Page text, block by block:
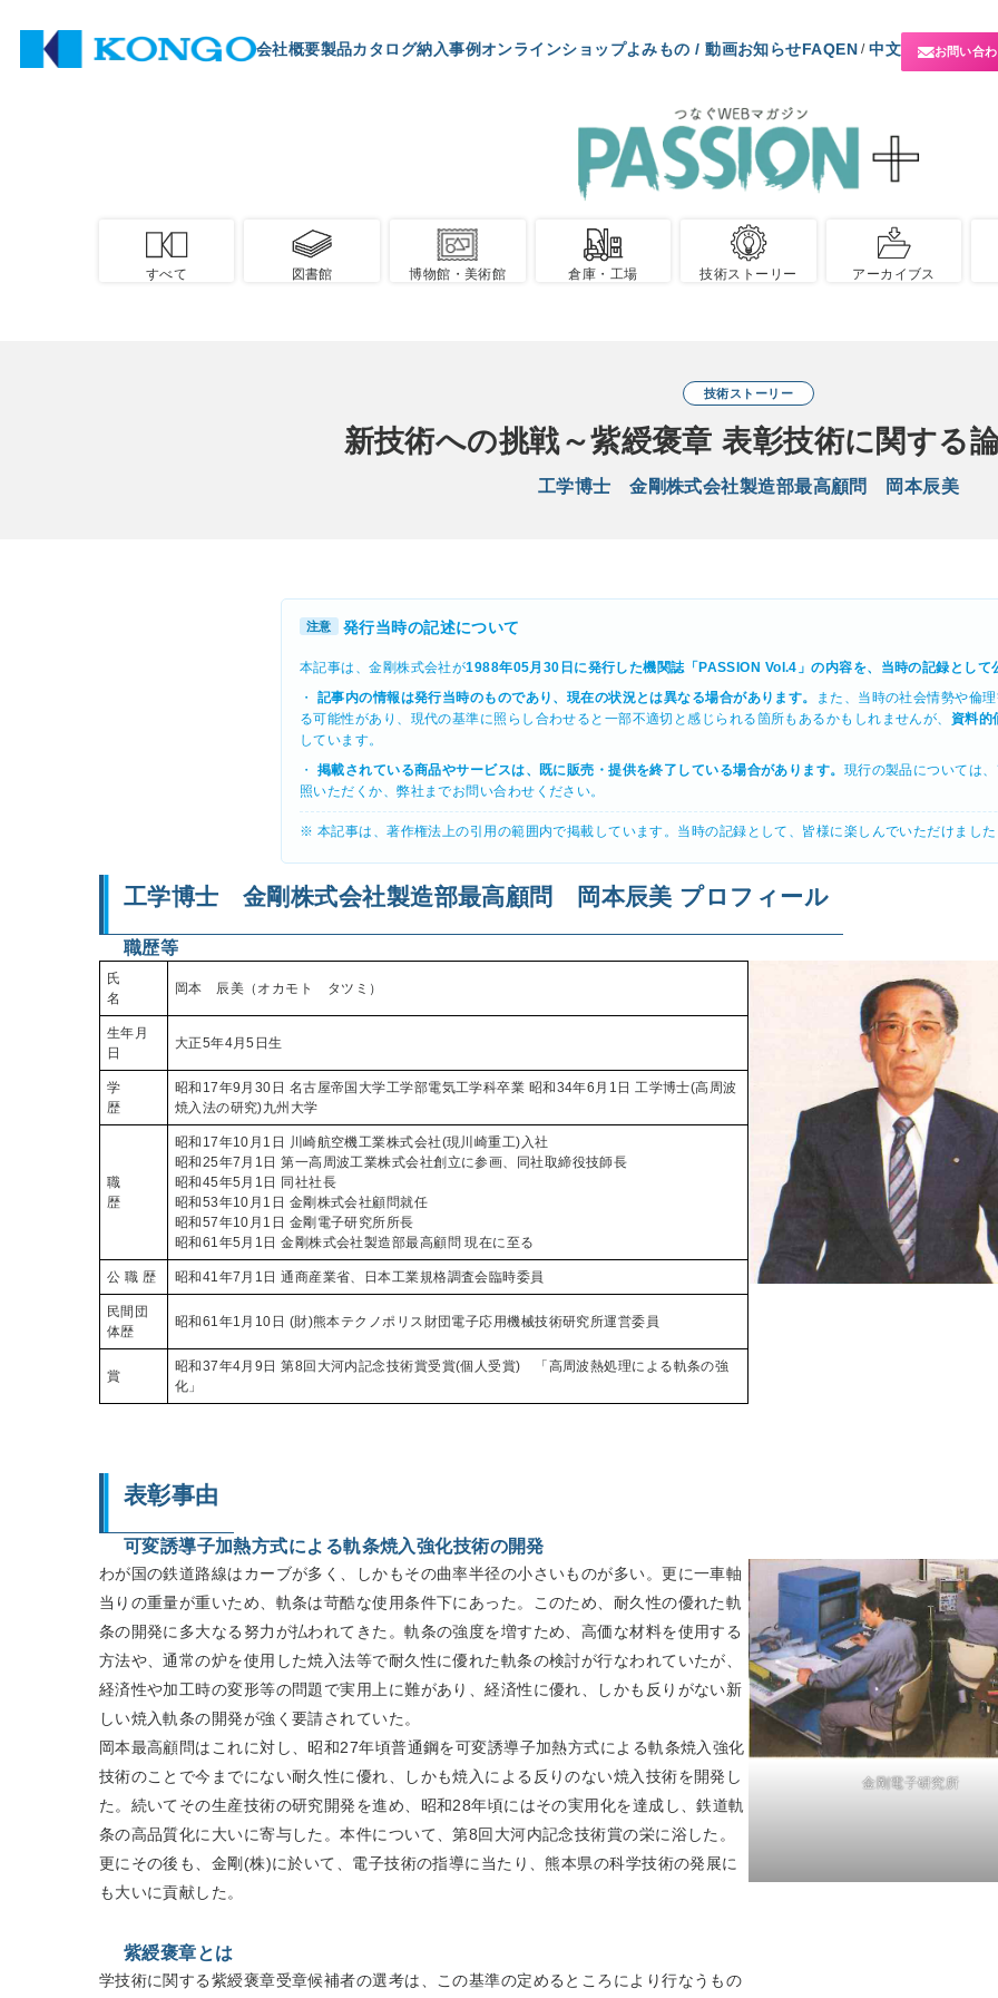
会社概要製品カタログ納入事例オンラインショップよみもの / 動画お知らせFAQEN /中文 お問い合
すべて 図書館 博物館・美術館 倉庫・工場 技術ストーリー アーカイブス
技術ストーリー
新技術への挑戦～紫綬褒章 表彰技術に関する
工学博士 金剛株式会社製造部最高顧問 岡本辰美
注意 発行当時の記述について
本記事は、金剛株式会社が1988年05月30日に発行した機関誌「PASSION Vol.4」の内容を、当時の記録として
・ 記事内の情報は発行当時のものであり、現在の状況とは異なる場合があります。
また、当時の社会情勢や倫
る可能性があり、現代の基準に照らし合わせると一部不適切と感じられる箇所もあるかもしれませんが、 資料的
しています。
・ 掲載されている商品やサービスは、既に販売・提供を終了している場合があります。 現行の製品については
照いただくか、弊社までお問い合わせください。
※ 本記事は、著作権法上の引用の範囲内で掲載しています。当時の記録として、皆様に楽しんでいただけまし
工学博士 金剛株式会社製造部最高顧問 岡本辰美 プロフィール
職歴等
氏
名
岡本 辰美（オカモト タツミ）
生年月
日
大正5年4月5日生
学
歴
昭和17年9月30日 名古屋帝国大学工学部電気工学科卒業 昭和34年6月1日 工学博士(高周波
焼入法の研究)九州大学
職
歴
昭和17年10月1日 川崎航空機工業株式会社(現川崎重工)入社
昭和25年7月1日 第一高周波工業株式会社創立に参画、同社取締役技師長
昭和45年5月1日 同社社長
昭和53年10月1日 金剛株式会社顧問就任
昭和57年10月1日 金剛電子研究所所長
昭和61年5月1日 金剛株式会社製造部最高顧問 現在に至る
公 職 歴 昭和41年7月1日 通商産業省、日本工業規格調査会臨時委員
民間団
体歴
昭和61年1月10日 (財)熊本テクノポリス財団電子応用機械技術研究所運営委員
賞
昭和37年4月9日 第8回大河内記念技術賞受賞(個人受賞) 「高周波熱処理による軌条の強
化」
表彰事由
可変誘導子加熱方式による軌条焼入強化技術の開発
わが国の鉄道路線はカーブが多く、しかもその曲率半径の小さいものが多い。更に一車軸
当りの重量が重いため、軌条は苛酷な使用条件下にあった。このため、耐久性の優れた軌
条の開発に多大なる努力が払われてきた。軌条の強度を増すため、高価な材料を使用する
方法や、通常の炉を使用した焼入法等で耐久性に優れた軌条の検討が行なわれていたが、
経済性や加工時の変形等の問題で実用上に難があり、経済性に優れ、しかも反りがない新
しい焼入軌条の開発が強く要請されていた。
岡本最高顧問はこれに対し、昭和27年頃普通鋼を可変誘導子加熱方式による軌条焼入強化
技術のことで今までにない耐久性に優れ、しかも焼入による反りのない焼入技術を開発し
た。続いてその生産技術の研究開発を進め、昭和28年頃にはその実用化を達成し、鉄道軌
条の高品質化に大いに寄与した。本件について、第8回大河内記念技術賞の栄に浴した。
更にその後も、金剛(株)に於いて、電子技術の指導に当たり、熊本県の科学技術の発展に
も大いに貢献した。
紫綬褒章とは
学技術に関する紫綬褒章受章候補者の選考は、この基準の定めるところにより行なうもの
金剛電子研究所